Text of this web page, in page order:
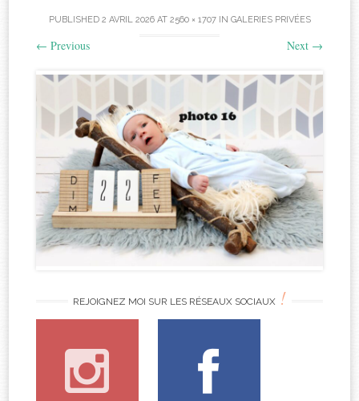
PUBLISHED 2 AVRIL 2026AT 2560 × 1707IN GALERIES PRIVÉES
← Previous Next →
REJOIGNEZ MOI SUR LES RÉSEAUX SOCIAUX !